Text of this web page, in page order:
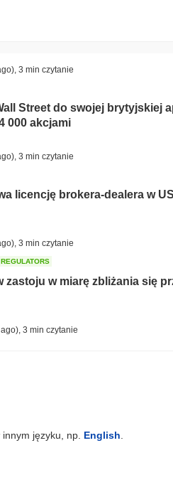
rynkiem kryptowalut?
w stosunku do szerszego impulsu
3 min czytanie
Street do swojej brytyjskiej
000 akcjami
3 min czytanie
licencję brokera-dealera w
3 min czytanie
zastoju w miarę zbliżania się
3 min czytanie
języku, np. English